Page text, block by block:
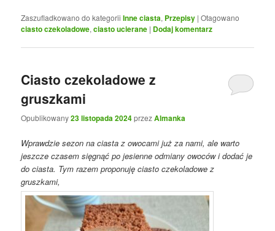
Zaszufladkowano do kategorii Inne ciasta, Przepisy |Otagowano
ciasto czekoladowe,ciasto ucierane | Dodaj komentarz
Ciasto czekoladowe z
gruszkami
Opublikowany23 listopada 2024przezAlmanka
Wprawdzie sezon na ciasta z owocami już za nami, ale warto
jeszcze czasem sięgnąć po jesienne odmiany owoców i dodać je
do ciasta. Tym razem proponuję ciasto czekoladowe z
gruszkami,